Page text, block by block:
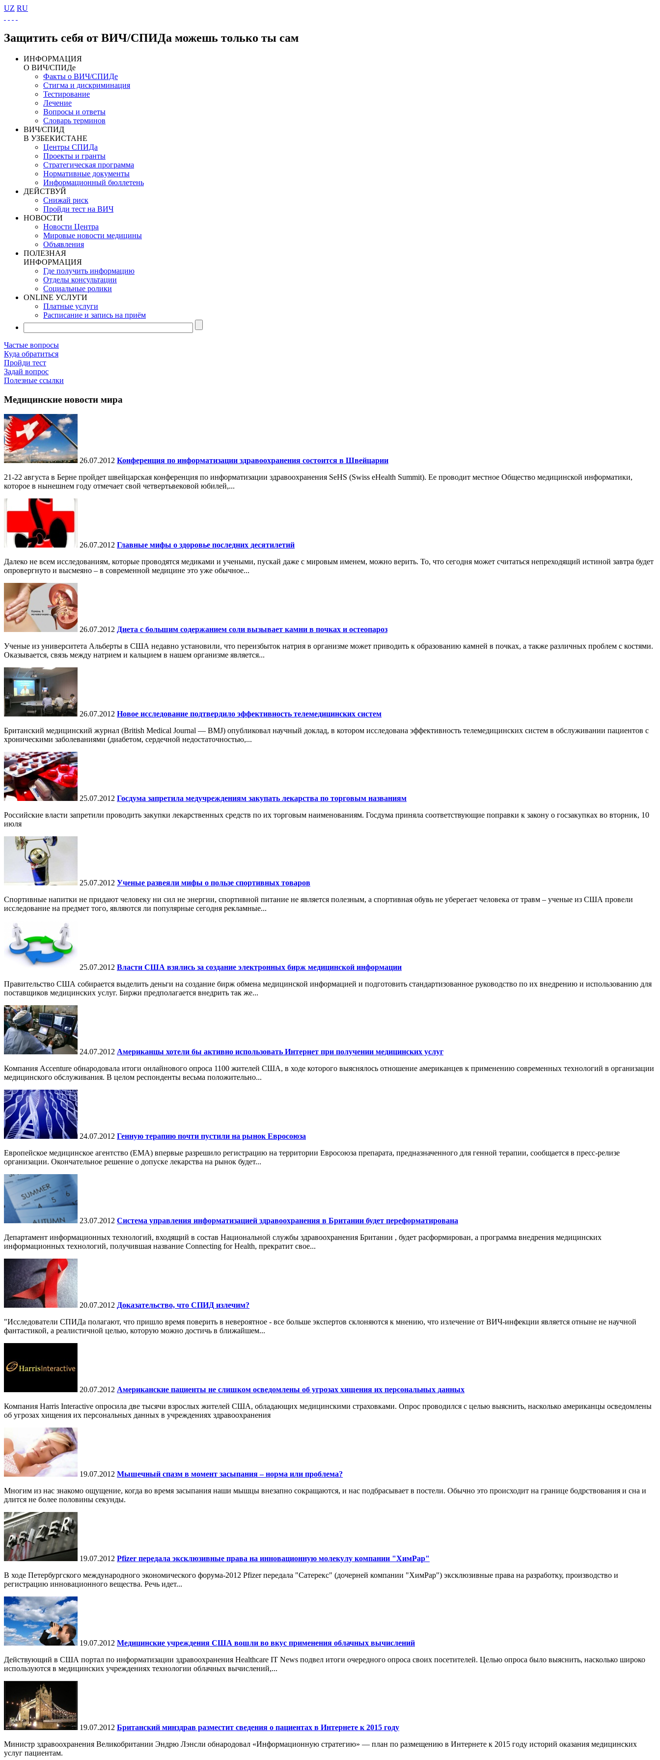
UZ RU
Защитить себя от ВИЧ/СПИДа можешь только ты сам
ИНФОРМАЦИЯ
О ВИЧ/СПИДе
Факты о ВИЧ/СПИДе
Стигма и дискриминация
Тестирование
Лечение
Вопросы и ответы
Словарь терминов
ВИЧ/СПИД
В УЗБЕКИСТАНЕ
Центры СПИДа
Проекты и гранты
Стратегическая программа
Нормативные документы
Информационный бюллетень
ДЕЙСТВУЙ
Снижай риск
Пройди тест на ВИЧ
НОВОСТИ
Новости Центра
Мировые новости медицины
Объявления
ПОЛЕЗНАЯ
ИНФОРМАЦИЯ
Где получить информацию
Отделы консультации
Социальные ролики
ONLINE УСЛУГИ
Платные услуги
Расписание и запись на приём
Частые вопросы
Куда обратиться
Пройди тест
Задай вопрос
Полезные ссылки
Медицинские новости мира
26.07.2012 Конференция по информатизации здравоохранения состоится в Швейцарии
21-22 августа в Берне пройдет швейцарская конференция по информатизации здравоохранения SeHS (Swiss eHealth Summit). Ее проводит местное Общество медицинской информатики,
которое в нынешнем году отмечает свой четвертьвековой юбилей,...
26.07.2012 Главные мифы о здоровье последних десятилетий
Далеко не всем исследованиям, которые проводятся медиками и учеными, пускай даже с мировым именем, можно верить. То, что сегодня может считаться непреходящий истиной завтра будет
опровергнуто и высмеяно – в современной медицине это уже обычное...
26.07.2012 Диета с большим содержанием соли вызывает камни в почках и остеопароз
Ученые из университета Альберты в США недавно установили, что переизбыток натрия в организме может приводить к образованию камней в почках, а также различных проблем с костями.
Оказывается, связь между натрием и кальцием в нашем организме является...
26.07.2012 Новое исследование подтвердило эффективность телемедицинских систем
Британский медицинский журнал (British Medical Journal — BMJ) опубликовал научный доклад, в котором исследована эффективность телемедицинских систем в обслуживании пациентов с
хроническими заболеваниями (диабетом, сердечной недостаточностью,...
25.07.2012 Госдума запретила медучреждениям закупать лекарства по торговым названиям
Российские власти запретили проводить закупки лекарственных средств по их торговым наименованиям. Госдума приняла соответствующие поправки к закону о госзакупках во вторник, 10
июля
25.07.2012 Ученые развеяли мифы о пользе спортивных товаров
Спортивные напитки не придают человеку ни сил не энергии, спортивной питание не является полезным, а спортивная обувь не уберегает человека от травм – ученые из США провели
исследование на предмет того, являются ли популярные сегодня рекламные...
25.07.2012 Власти США взялись за создание электронных бирж медицинской информации
Правительство США собирается выделить деньги на создание бирж обмена медицинской информацией и подготовить стандартизованное руководство по их внедрению и использованию для
поставщиков медицинских услуг. Биржи предполагается внедрить так же...
24.07.2012 Американцы хотели бы активно использовать Интернет при получении медицинских услуг
Компания Accenture обнародовала итоги онлайнового опроса 1100 жителей США, в ходе которого выяснялось отношение американцев к применению современных технологий в организации
медицинского обслуживания. В целом респонденты весьма положительно...
24.07.2012 Генную терапию почти пустили на рынок Евросоюза
Европейское медицинское агентство (ЕМА) впервые разрешило регистрацию на территории Евросоюза препарата, предназначенного для генной терапии, сообщается в пресс-релизе
организации. Окончательное решение о допуске лекарства на рынок будет...
23.07.2012 Система управления информатизацией здравоохранения в Британии будет переформатирована
Департамент информационных технологий, входящий в состав Национальной службы здравоохранения Британии , будет расформирован, а программа внедрения медицинских
информационных технологий, получившая название Connecting for Health, прекратит свое...
20.07.2012 Доказательство, что СПИД излечим?
"Исследователи СПИДа полагают, что пришло время поверить в невероятное - все больше экспертов склоняются к мнению, что излечение от ВИЧ-инфекции является отныне не научной
фантастикой, а реалистичной целью, которую можно достичь в ближайшем...
20.07.2012 Американские пациенты не слишком осведомлены об угрозах хищения их персональных данных
Компания Harris Interactive опросила две тысячи взрослых жителей США, обладающих медицинскими страховками. Опрос проводился с целью выяснить, насколько американцы осведомлены
об угрозах хищения их персональных данных в учреждениях здравоохранения
19.07.2012 Мышечный спазм в момент засыпания – норма или проблема?
Многим из нас знакомо ощущение, когда во время засыпания наши мышцы внезапно сокращаются, и нас подбрасывает в постели. Обычно это происходит на границе бодрствования и сна и
длится не более половины секунды.
19.07.2012 Pfizer передала эксклюзивные права на инновационную молекулу компании "ХимРар"
В ходе Петербургского международного экономического форума-2012 Pfizer передала "Сатерекс" (дочерней компании "ХимРар") эксклюзивные права на разработку, производство и
регистрацию инновационного вещества. Речь идет...
19.07.2012 Медицинские учреждения США вошли во вкус применения облачных вычислений
Действующий в США портал по информатизации здравоохранения Healthcare IT News подвел итоги очередного опроса своих посетителей. Целью опроса было выяснить, насколько широко
используются в медицинских учреждениях технологии облачных вычислений,...
19.07.2012 Британский минздрав разместит сведения о пациентах в Интернете к 2015 году
Министр здравоохранения Великобритании Эндрю Лэнсли обнародовал «Информационную стратегию» — план по размещению в Интернете к 2015 году историй оказания медицинских
услуг пациентам.